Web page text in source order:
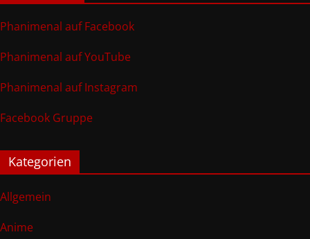
Phanimenal auf Facebook
Phanimenal auf YouTube
Phanimenal auf Instagram
Facebook Gruppe
Kategorien
Allgemein
Anime